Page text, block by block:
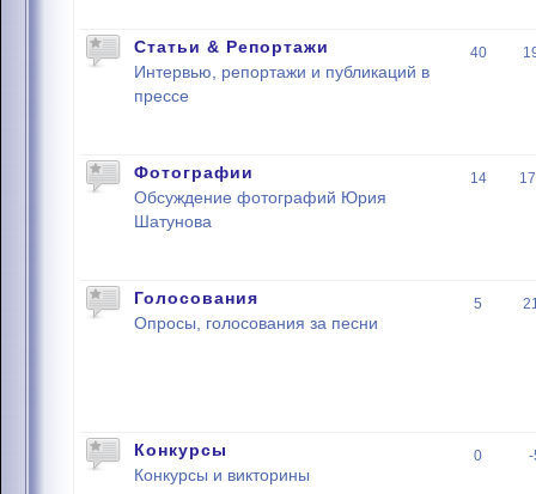
Статьи & Репортажи
Интервью, репортажи и публикаций в
прессе
40
Фотографии
Обсуждение фотографий Юрия
Шатунова
14
Голосования
Опросы, голосования за песни
5
Конкурсы
Конкурсы и викторины
0